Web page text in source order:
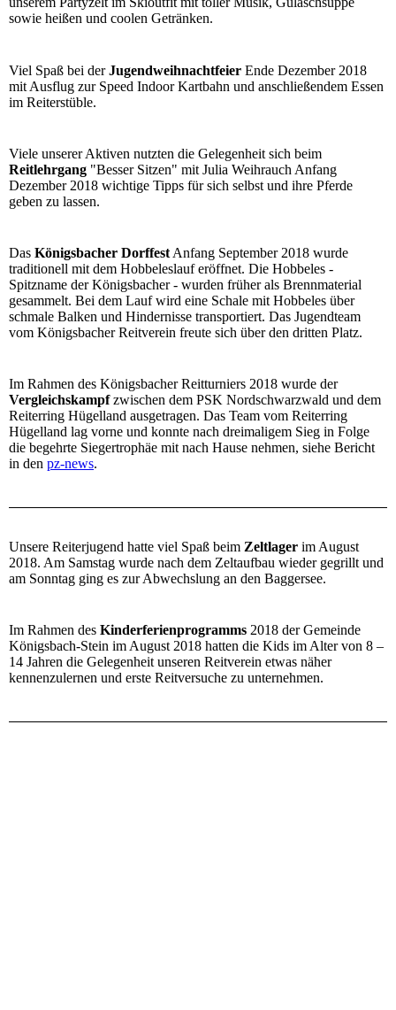
sowie heißen und coolen Getränken.
Viel Spaß bei derJugendweihnachtfeier Ende Dezember 2018
mit Ausflug zur Speed Indoor Kartbahn und anschließendem Essen
im Reiterstüble.
Viele unserer Aktiven nutzten die Gelegenheit sich beim
Reitlehrgang "Besser Sitzen" mit Julia Weihrauch Anfang
Dezember 2018 wichtige Tipps für sich selbst und ihre Pferde
geben zu lassen.
Das Königsbacher Dorffest Anfang September 2018 wurde
traditionell mit dem Hobbeleslauf eröffnet. Die Hobbeles -
Spitzname der Königsbacher - wurden früher als Brennmaterial
gesammelt. Bei dem Lauf wird eine Schale mit Hobbeles über
schmale Balken und Hindernisse transportiert. Das Jugendteam
vom Königsbacher Reitverein freute sich über den dritten Platz.
Im Rahmen des Königsbacher Reitturniers 2018 wurde der
Vergleichskampfzwischen dem PSK Nordschwarzwald und dem
Reiterring Hügelland ausgetragen. Das Team vom Reiterring
Hügelland lag vorne und konnte nach dreimaligem Sieg in Folge
die begehrte Siegertrophäe mit nach Hause nehmen, siehe Bericht
in den pz-news.
Unsere Reiterjugend hatte viel Spaß beim Zeltlager im August
2018. Am Samstag wurde nach dem Zeltaufbau wieder gegrillt und
am Sonntag ging es zur Abwechslung an den Baggersee.
Im Rahmen des Kinderferienprogramms 2018 der Gemeinde
Königsbach-Stein im August 2018 hatten die Kids im Alter von 8 –
14 Jahren die Gelegenheit unseren Reitverein etwas näher
kennenzulernen und erste Reitversuche zu unternehmen.